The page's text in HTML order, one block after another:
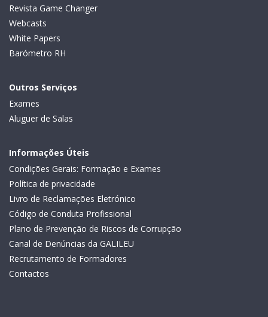
Revista Game Changer
Webcasts
White Papers
Barómetro RH
Outros Serviços
Exames
Aluguer de Salas
Informações Úteis
Condições Gerais: Formação e Exames
Política de privacidade
Livro de Reclamações Eletrónico
Código de Conduta Profissional
Plano de Prevenção de Riscos de Corrupção
Canal de Denúncias da GALILEU
Recrutamento de Formadores
Contactos